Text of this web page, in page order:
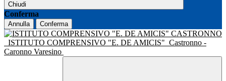
Chiudi
Conferma
Annulla Conferma
ISTITUTO COMPRENSIVO "E. DE AMICIS" Castronno -
Caronno Varesino